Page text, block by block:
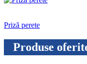
Priză perete
Produse